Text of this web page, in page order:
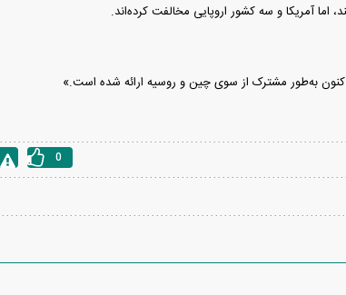
اما آمریکا و سه کشور اروپایی مخالفت کرده‌اند.
0